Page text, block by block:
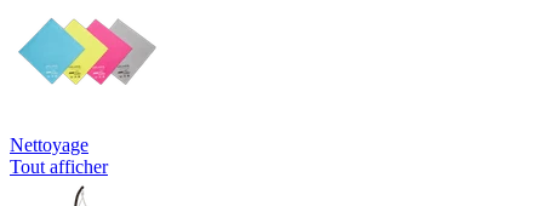
Nettoyage
Tout afficher